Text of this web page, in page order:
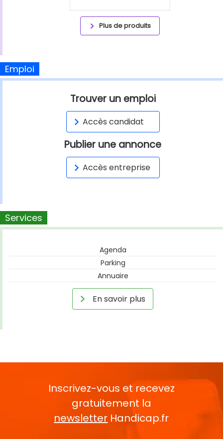
Plus de produits
Emploi
Trouver un emploi
Accès candidat
Publier une annonce
Accès entreprise
Services
Agenda
Parking
Annuaire
En savoir plus
Inscrivez-vous et recevez
gratuitement la
newsletter Handicap.fr